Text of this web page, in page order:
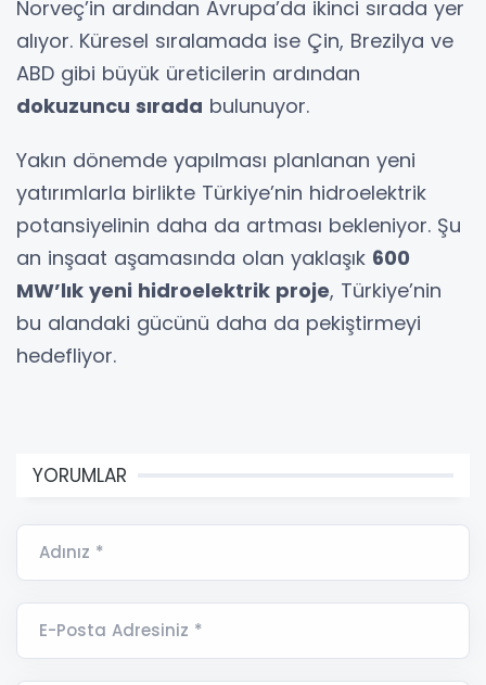
Norveç’in ardından Avrupa’da ikinci sırada yer
alıyor. Küresel sıralamada ise Çin, Brezilya ve
ABD gibi büyük üreticilerin ardından
dokuzuncu sırada bulunuyor.
Yakın dönemde yapılması planlanan yeni
yatırımlarla birlikte Türkiye’nin hidroelektrik
potansiyelinin daha da artması bekleniyor. Şu
an inşaat aşamasında olan yaklaşık 600
MW’lık yeni hidroelektrik proje, Türkiye’nin
bu alandaki gücünü daha da pekiştirmeyi
hedefliyor.
YORUMLAR
Adınız *
E-Posta Adresiniz *